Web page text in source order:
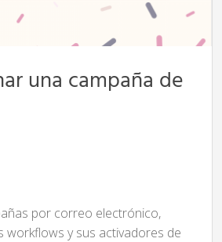
una campaña de
por correo electrónico,
workflows y sus activadores de